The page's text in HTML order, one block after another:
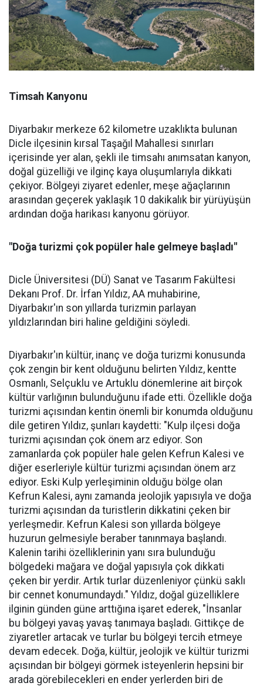
Timsah Kanyonu
Diyarbakır merkeze 62 kilometre uzaklıkta bulunan
Dicle ilçesinin kırsal Taşağıl Mahallesi sınırları
içerisinde yer alan, şekli ile timsahı anımsatan kanyon,
doğal güzelliği ve ilginç kaya oluşumlarıyla dikkati
çekiyor. Bölgeyi ziyaret edenler, meşe ağaçlarının
arasından geçerek yaklaşık 10 dakikalık bir yürüyüşün
ardından doğa harikası kanyonu görüyor.
"Doğa turizmi çok popüler hale gelmeye başladı"
Dicle Üniversitesi (DÜ) Sanat ve Tasarım Fakültesi
Dekanı Prof. Dr. İrfan Yıldız, AA muhabirine,
Diyarbakır'ın son yıllarda turizmin parlayan
yıldızlarından biri haline geldiğini söyledi.
Diyarbakır'ın kültür, inanç ve doğa turizmi konusunda
çok zengin bir kent olduğunu belirten Yıldız, kentte
Osmanlı, Selçuklu ve Artuklu dönemlerine ait birçok
kültür varlığının bulunduğunu ifade etti. Özellikle doğa
turizmi açısından kentin önemli bir konumda olduğunu
dile getiren Yıldız, şunları kaydetti: "Kulp ilçesi doğa
turizmi açısından çok önem arz ediyor. Son
zamanlarda çok popüler hale gelen Kefrun Kalesi ve
diğer eserleriyle kültür turizmi açısından önem arz
ediyor. Eski Kulp yerleşiminin olduğu bölge olan
Kefrun Kalesi, aynı zamanda jeolojik yapısıyla ve doğa
turizmi açısından da turistlerin dikkatini çeken bir
yerleşmedir. Kefrun Kalesi son yıllarda bölgeye
huzurun gelmesiyle beraber tanınmaya başlandı.
Kalenin tarihi özelliklerinin yanı sıra bulunduğu
bölgedeki mağara ve doğal yapısıyla çok dikkati
çeken bir yerdir. Artık turlar düzenleniyor çünkü saklı
bir cennet konumundaydı." Yıldız, doğal güzelliklere
ilginin günden güne arttığına işaret ederek, "İnsanlar
bu bölgeyi yavaş yavaş tanımaya başladı. Gittikçe de
ziyaretler artacak ve turlar bu bölgeyi tercih etmeye
devam edecek. Doğa, kültür, jeolojik ve kültür turizmi
açısından bir bölgeyi görmek isteyenlerin hepsini bir
arada görebilecekleri en ender yerlerden biri de